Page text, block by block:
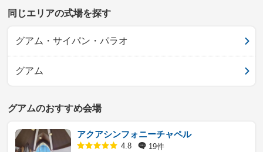
同じエリアの式場を探す
グアム・サイパン・パラオ
グアム
グアムのおすすめ会場
アクアシンフォニーチャペル
4.8 19件